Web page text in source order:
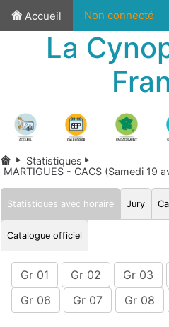
Accueil Non connecté
La
Statistiques
MARTIGUES - CACS (Samedi 19
Statistiques avec horaire Jury
Catalogue officiel
Gr 01 Gr 02 Gr 03
Gr 06
Gr 07 Gr 08